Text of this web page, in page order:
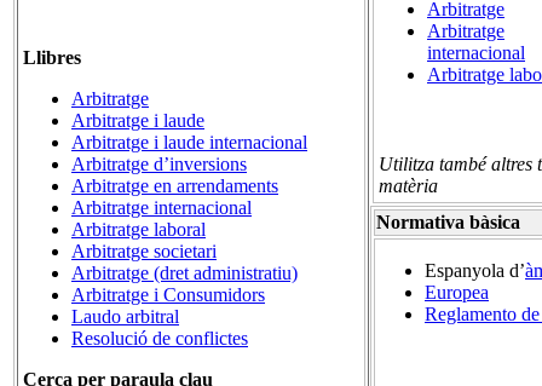
Llibres
Arbitratge
Arbitratge i laude
Arbitratge i laude internacional
Arbitratge d’inversions
Arbitratge en arrendaments
Arbitratge internacional
Arbitratge laboral
Arbitratge societari
Arbitratge (dret administratiu)
Arbitratge i Consumidors
Laudo arbitral
Resolució de conflictes
Cerca per paraula clau
Arbitratge
Arbitratge
internacional
Arbitratge
Utilitza tambéaltres
matèria
Normativa bàsica
Espanyola d’
Europea
Reglamento